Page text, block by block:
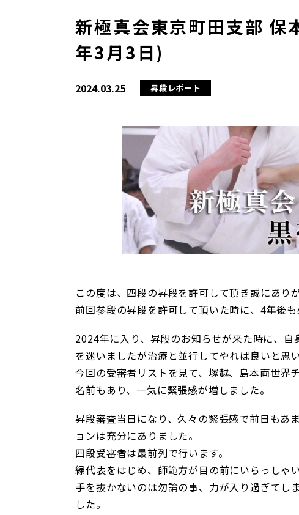
新極真会東京町田支部
年3月3日)
2024.03.25 昇段レポート
この度は、四段の昇段を許可して頂き誠にあり
前回参段の昇段を許可して頂いた時に、4年後
2024年に入り、昇段のお知らせが来た時に、
を迷いましたが治療と並行してやれば良いと思
今回の受審者リストを見て、塚越、島本両世界
名前もあり、一気に緊張感が増しました。
昇段審査当日になり、久々の緊張感で前日もあ
ョンは充分にありました。
四段受審者は最前列で行います。
緑代表をはじめ、師範方が目の前にいらっしゃい
手を抜かないのは勿論の事、力が入り過ぎてし
した。